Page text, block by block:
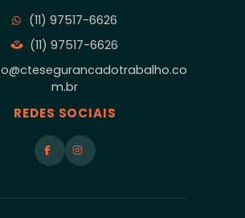
(11) 97517-6626
(11) 97517-6626
m.br
REDES SOCIAIS